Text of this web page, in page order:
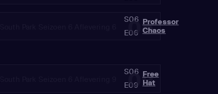
06
S06
E06
Professor
Chaos
09
S06
E09
Free
Hat